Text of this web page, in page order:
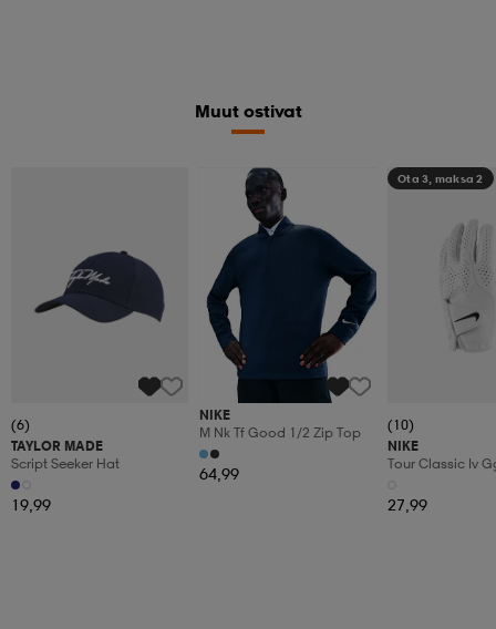
Muut ostivat
(6)
TAYLOR MADE
Script Seeker Hat
19,99
NIKE
M Nk Tf Good 1/2 Zip Top
64,99
Ota 3, maksa 2
(10)
NIKE
Tour Classic Iv
27,99